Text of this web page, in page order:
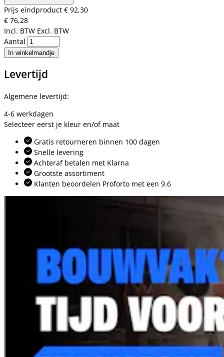
Prijs eindproduct € 92,30
€ 76,28
Incl. BTW Excl. BTW
Aantal
In winkelmandje
Levertijd
Algemene levertijd:
4-6 werkdagen
Selecteer eerst je kleur en/of maat
Gratis retourneren binnen 100 dagen
Snelle levering
Achteraf betalen met Klarna
Grootste assortiment
Klanten beoordelen Proforto met een 9.6